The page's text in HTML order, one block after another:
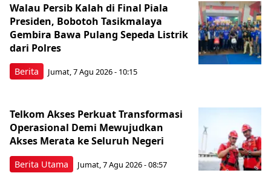
Berita
Walau Persib Kalah di Final Piala
Presiden, Bobotoh Tasikmalaya
Gembira Bawa Pulang Sepeda Listrik
dari Polres
Jumat, 7 Agu 2026 - 10:15
Berita Utama
Telkom Akses Perkuat Transformasi
Operasional Demi Mewujudkan
Akses Merata ke Seluruh Negeri
Jumat, 7 Agu 2026 - 08:57